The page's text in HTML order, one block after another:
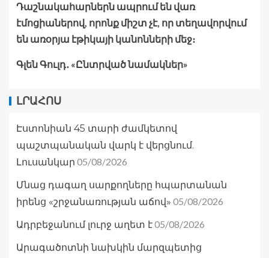
Դաշնակահարներն ապրում են վառ
էմոցիաներով, որոնք միշտ չէ, որ տեղավորվում
են առօրյա էթիկայի կանոնների մեջ։
Գլեն Գուլդ․ «Ընտրված նամակներ»
ԼՐԱՀՈՍ
Էստոնիան 45 տարի ժամկետով
պաշտպանական վարկ է վերցնում.
Լուսանկար 05/08/2026
Մնաց դագաղ սարքողները հպարտանան
իրենց «շրջանառության աճով» 05/08/2026
Ադրբեջանում լուրջ աղետ է05/08/2026
Արագածոտնի նախկին մարզպետից